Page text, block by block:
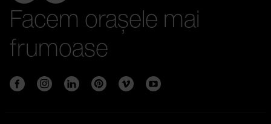
Facem orașele mai
frumoase